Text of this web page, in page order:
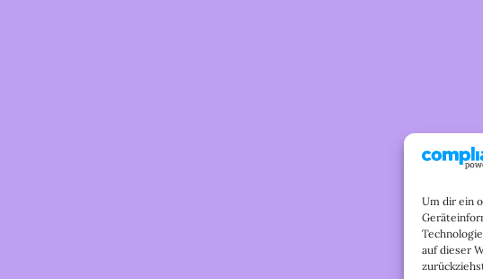
Um dir ein
auf dieser